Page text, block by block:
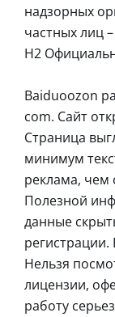
надзорных
частных лиц
H2
Baiduoozon
com. Сайт
Страница
минимум
реклама, чем
Полезной
данные
регистрации.
Нельзя
лицензии,
работу